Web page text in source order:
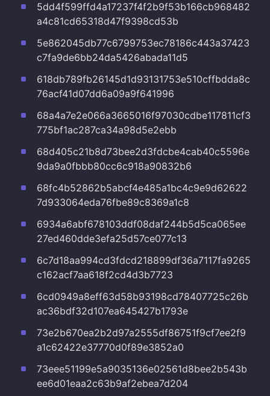
5dd4f599ffd4a17237f4f2b9f53b166cb968482
a4c81cd65318d47f9398cd53b
5e862045db77c6799753ec78186c443a37423
c7fa9de6bb24da5426abada11d5
618db789fb26145d1d93131753e510cffbdda8c
76acf41d07dd6a09a9f641996
68a4a7e2e066a3665016f97030cdbe117811cf3
775bf1ac287ca34a98d5e2ebb
68d405c21b8d73bee2d3fdcbe4cab40c5596e
9da9a0fbbb80cc6c918a90832b6
68fc4b52862b5abcf4e485a1bc4c9e9d62622
7d933064eda76fbe89c8369a1c8
6934a6abf678103ddf08daf244b5d5ca065ee
27ed460dde3efa25d57ce077c13
6c7d18aa994cd3fdcd218899df36a7117fa9265
c162acf7aa618f2cd4d3b7723
6cd0949a8eff63d58b93198cd78407725c26b
ac36bdf32d107ea645427b1793e
73e2b670ea2b2d97a2555df86751f9cf7ee2f9
a1c62422e37770d0f89e3852a0
73eee51199e5a9035136e02561d8bee2b543b
ee6d01eaa2c63b9af2ebea7d204